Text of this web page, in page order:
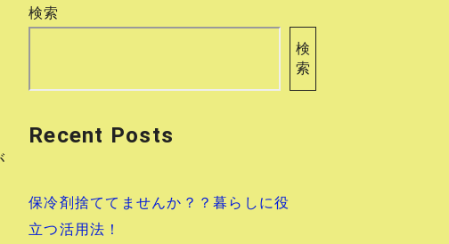
検索
検
索
Recent Posts
保冷剤捨ててませんか？？暮らしに役
立つ活用法！